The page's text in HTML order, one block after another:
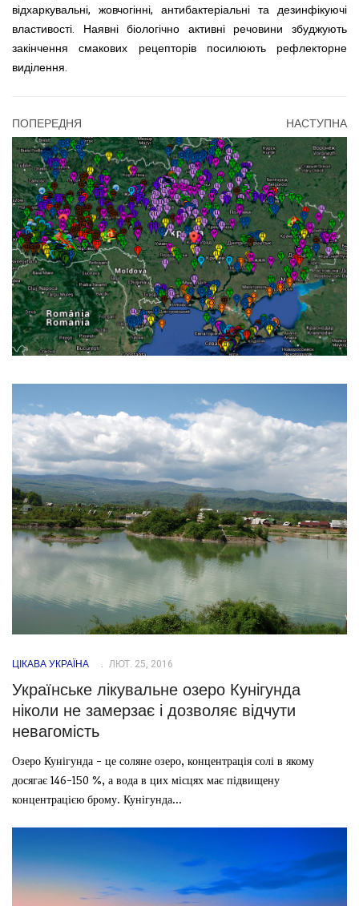
відхаркувальні, жовчогінні, антибактеріальні та дезинфікуючі
властивості. Наявні біологічно активні речовини збуджують
закінчення смакових рецепторів посилюють рефлекторне
виділення.
ПОПЕРЕДНЯ НАСТУПНА
ЦІКАВА УКРАЇНА ЛЮТ. 25, 2016
Українське лікувальне озеро Кунігунда
ніколи не замерзає і дозволяє відчути
невагомість
Озеро Кунігунда - це соляне озеро, концентрація солі в якому
досягає 146-150 %, а вода в цих місцях має підвищену
концентрацією брому. Кунігунда...